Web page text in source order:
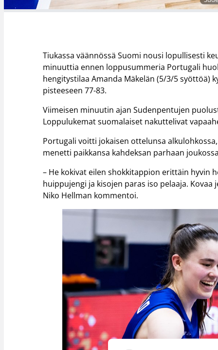
Tiukassa väännössä Suomi nousi lopullisesti
minuuttia ennen loppusummeria Portugali
hengitystilaa Amanda Mäkelän (5/3/5 syöttöä)
pisteeseen 77-83.
Viimeisen minuutin ajan Sudenpentujen
Loppulukemat suomalaiset nakuttelivat
Portugali voitti jokaisen ottelunsa
menetti paikkansa kahdeksan parhaan
– He kokivat eilen shokkitappion erittäin hyvin
huippujengi ja kisojen paras iso pelaaja.
Niko Hellman kommentoi.